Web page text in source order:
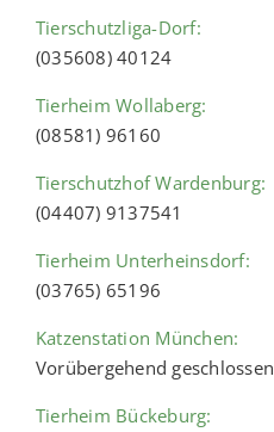
Tierschutzliga-Dorf:
(035608) 40124
Tierheim Wollaberg:
(08581) 96160
Tierschutzhof Wardenburg:
(04407) 9137541
Tierheim Unterheinsdorf:
(03765) 65196
Katzenstation München:
Vorübergehend geschlossen
Tierheim Bückeburg: